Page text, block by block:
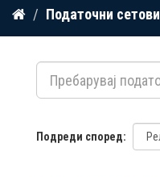
Прескокнете
содржина
Податочни сетови
Подреди според